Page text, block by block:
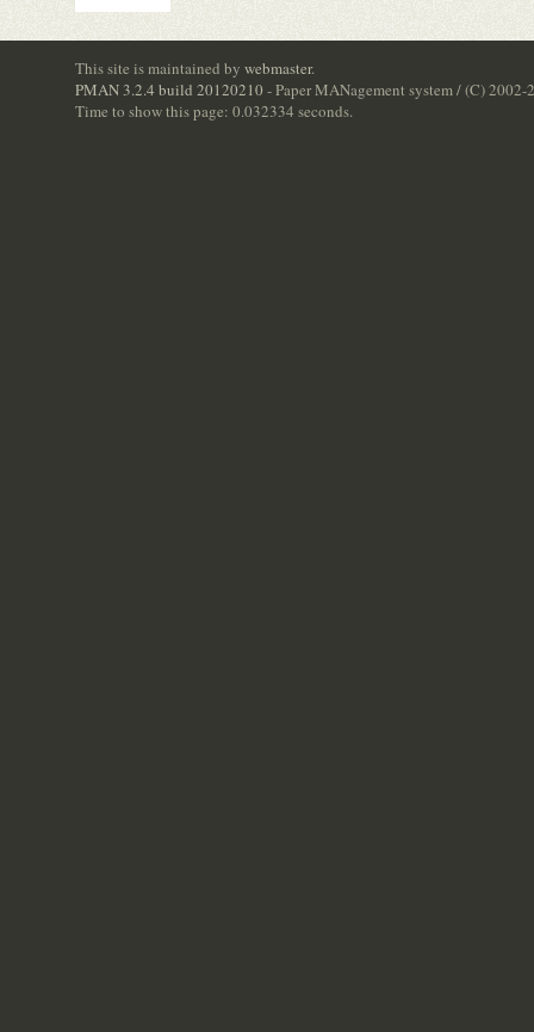
This site is maintained by webmaster.
PMAN 3.2.4 build 20120210 - Paper MANagement system / (C)
Time to show this page: 0.032334 seconds.